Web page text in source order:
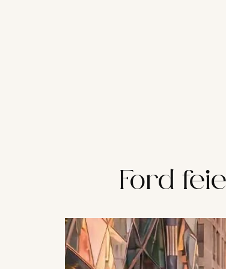
Ford